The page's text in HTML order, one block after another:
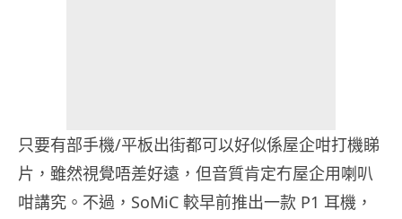
只要有部手機/平板出街都可以好似係屋企咁打機睇
片，雖然視覺唔差好遠，但音質肯定冇屋企用喇叭
咁講究。不過，SoMiC 較早前推出一款 P1 耳機，